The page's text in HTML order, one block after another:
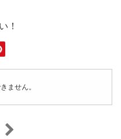
！
ません。